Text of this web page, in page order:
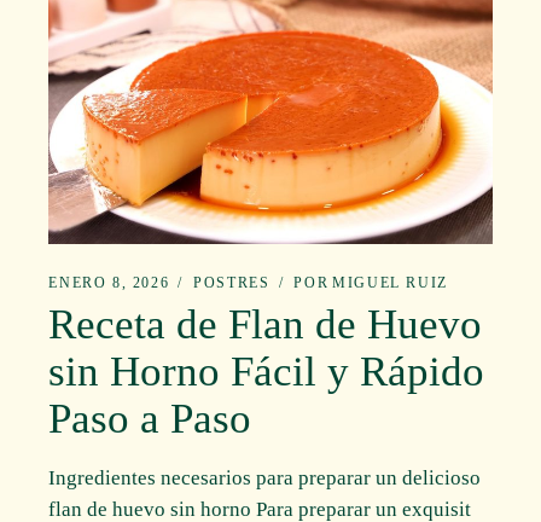
ENERO 8, 2026 POSTRES POR MIGUEL RUIZ
Receta de Flan de Huevo
sin Horno Fácil y Rápido
Paso a Paso
Ingredientes necesarios para preparar un delicioso
flan de huevo sin horno Para preparar un exquisit